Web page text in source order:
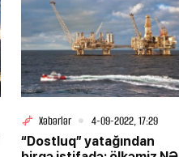
Xəbərlər
4-09-2022, 17:29
“Dostluq” yatağından